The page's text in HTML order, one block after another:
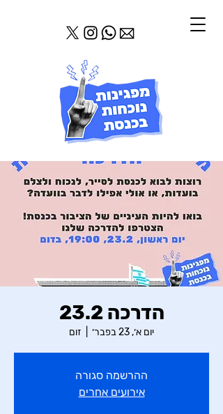
הדרכה 23.2
יום א׳, 23 בפבר׳ זום
ההרשמה סגורה
אירועים אחרים